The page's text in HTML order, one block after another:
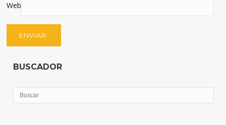
Web
BUSCADOR